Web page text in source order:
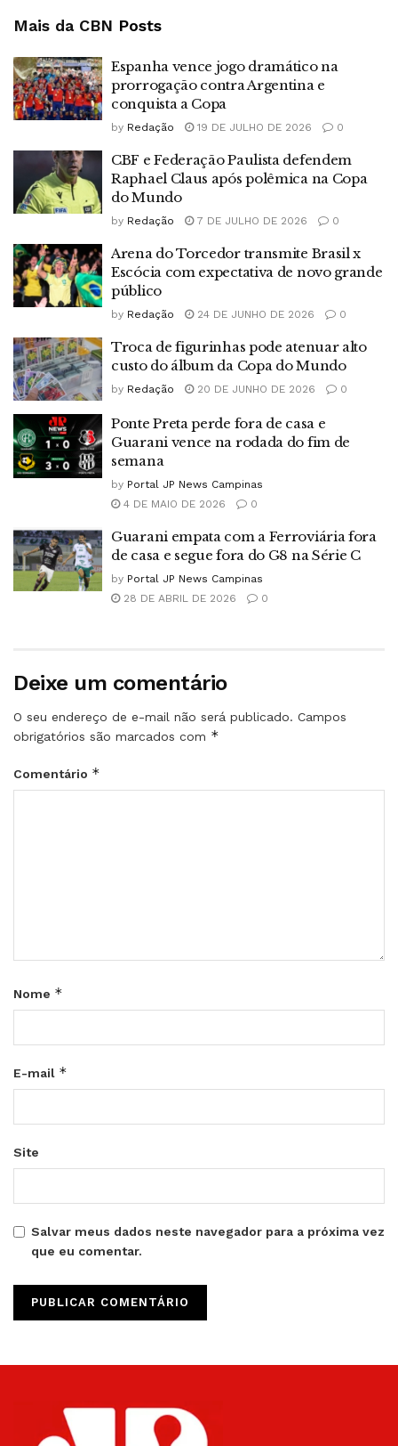
Mais da CBN Posts
Espanha vence jogo dramático na
prorrogação contra Argentina e
conquista a Copa
by Redação 19 DE JULHO DE 2026 0
CBF e Federação Paulista defendem
Raphael Claus após polêmica na Copa
do Mundo
by Redação 7 DE JULHO DE 2026 0
Arena do Torcedor transmite Brasil x
Escócia com expectativa de novo grande
público
by Redação 24 DE JUNHO DE 2026 0
Troca de figurinhas pode atenuar alto
custo do álbum da Copa do Mundo
by Redação 20 DE JUNHO DE 2026 0
Ponte Preta perde fora de casa e
Guarani vence na rodada do fim de
semana
by Portal JP News Campinas
4 DE MAIO DE 2026
0
Guarani empata com a Ferroviária fora
de casa e segue fora do G8 na Série C
by Portal JP News Campinas
28 DE ABRIL DE 2026
0
Deixe um comentário
O seu endereço de e-mail não será publicado. Campos
obrigatórios são marcados com *
Comentário *
Nome *
E-mail *
Site
Salvar meus dados neste navegador para a próxima vez
que eu comentar.